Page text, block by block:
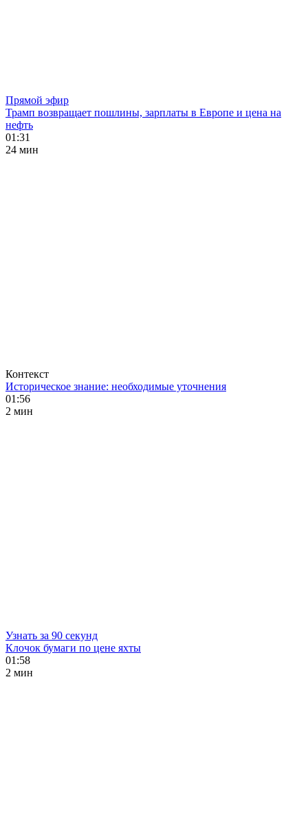
Прямой эфир
Трамп возвращает пошлины, зарплаты в Европе и цена на
нефть
01:31
24 мин
Контекст
Историческое знание: необходимые уточнения
01:56
2 мин
Узнать за 90 секунд
Клочок бумаги по цене яхты
01:58
2 мин